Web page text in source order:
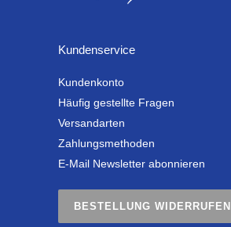
Kundenservice
Kundenkonto
Häufig gestellte Fragen
Versandarten
Zahlungsmethoden
E-Mail Newsletter abonnieren
BESTELLUNG WIDERRUFEN